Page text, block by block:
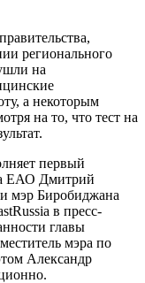
регионального
на
а некоторым
на то, что тест на
первый
ЕАО Дмитрий
мэр Биробиджана
в пресс-
главы
мэра по
Александр